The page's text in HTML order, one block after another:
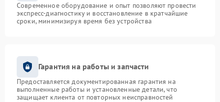
Современное оборудование и опыт позволяют провести
экспресс-диагностику и восстановление в кратчайшие
сроки, минимизируя время без устройства
Гарантия на работы и запчасти
Предоставляется документированная гарантия на
выполненные работы и установленные детали, что
защищает клиента от повторных неисправностей